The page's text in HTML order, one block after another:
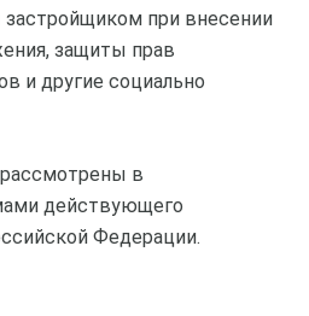
при внесении
защиты прав
и другие социально
в
действующего
Федерации.